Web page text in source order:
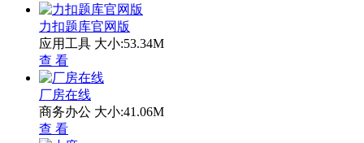
力扣题库官网版
应用工具 大小:53.34M
查 看
厂房在线
商务办公 大小:41.06M
查 看